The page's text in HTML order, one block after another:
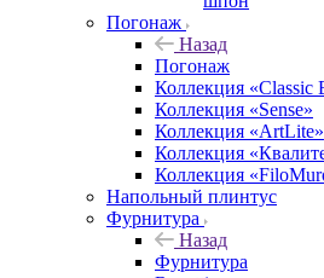
Погонаж
Назад
Погонаж
Коллекция «Classic
Коллекция «Sense»
Коллекция «ArtLite»
Коллекция
Коллекция
Напольный плинтус
Фурнитура
Назад
Фурнитура